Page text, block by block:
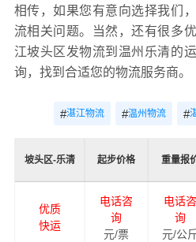
相传，如果您有意向选择我们
流相关问题。当然，还有很多
江坡头区发物流到温州乐清的
询，找到合适您的物流服务商。
#湛江物流 #温州物流 #
坡头区-乐清 起步价格 重量报
优质
快运
电话咨
询
元/票
电话咨
询
元/公